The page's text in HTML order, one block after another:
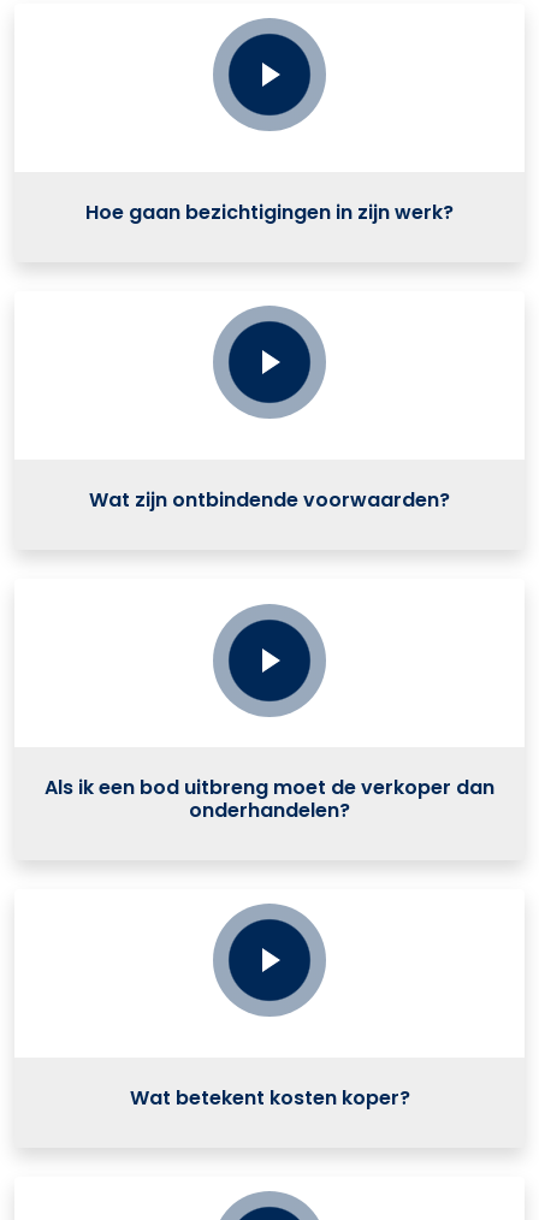
Hoe gaan bezichtigingen in zijn werk?
Wat zijn ontbindende voorwaarden?
Als ik een bod uitbreng moet de verkoper dan
onderhandelen?
Wat betekent kosten koper?